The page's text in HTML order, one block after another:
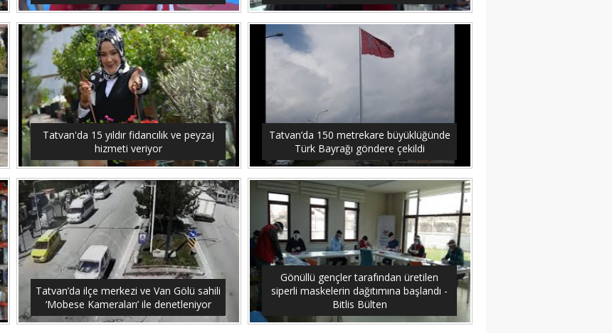
Tatvan'da 15 yıldır fidancılık ve peyzaj
hizmeti veriyor
Tatvan’da 150 metrekare büyüklüğünde
Türk Bayrağı göndere çekildi
Tatvan’da ilçe merkezi ve Van Gölü sahili
‘Mobese Kameraları’ ile denetleniyor
Gönüllü gençler tarafından üretilen
siperli maskelerin dağıtımına başlandı -
Bitlis Bülten